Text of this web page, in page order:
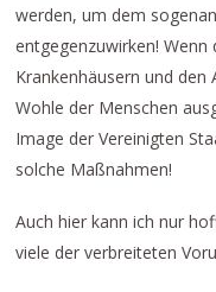
werden, um dem
entgegenzuwirken!
Krankenhäusern und
Wohle der Menschen
Image der Vereinigten
solche Maßnahmen!
Auch hier kann ich nur
viele der verbreiteten